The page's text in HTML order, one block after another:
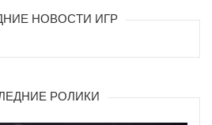
НОВОСТИ ИГР
РОЛИКИ